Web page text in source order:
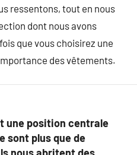
ressentons, tout en nous
dont nous avons
que vous choisirez une
des vêtements.
une position centrale
sont plus que de
nous abritent des